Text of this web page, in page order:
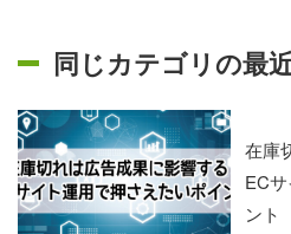
同じカテゴリの最
在庫
EC
ント